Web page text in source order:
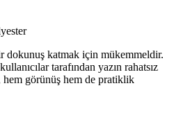
dokunuş katmak için mükemmeldir.
tarafından yazın rahatsız
görünüş hem de pratiklik